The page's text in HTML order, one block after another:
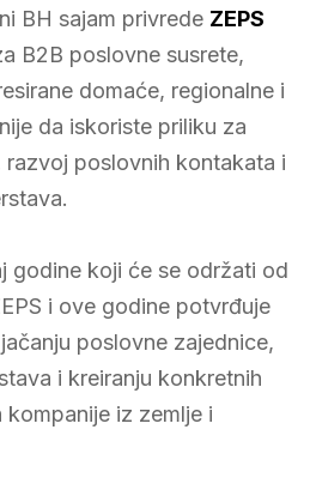
BH sajam privrede ZEPS
B2B poslovne susrete,
domaće, regionalne i
da iskoriste priliku za
poslovnih kontakata i
godine koji će se održati od
i ove godine potvrđuje
poslovne zajednice,
i kreiranju konkretnih
iz zemlje i